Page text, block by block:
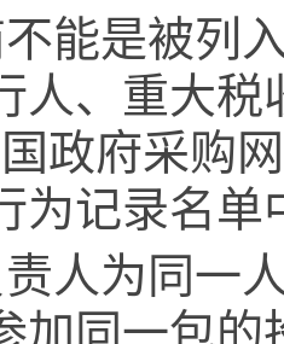
能是被列
人、重大
政府采购
为记录名
人为同一
加同一包